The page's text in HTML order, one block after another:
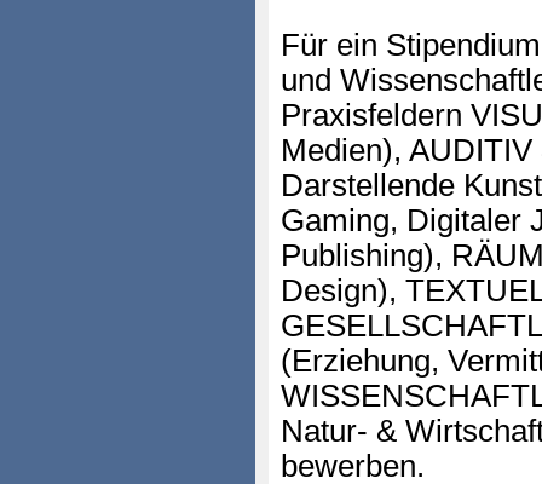
Für ein
und
Praxisfeldern
Medien),
Darstellende
Gaming, Digitaler
Publishing),
Design),
(Erziehung,
Natur- &
bewerben.